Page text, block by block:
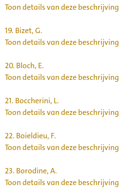
Toon details van deze beschrijving
19. Bizet, G.
Toon details van deze beschrijving
20. Bloch, E.
Toon details van deze beschrijving
21. Boccherini, L.
Toon details van deze beschrijving
22. Boieldieu, F.
Toon details van deze beschrijving
23. Borodine, A.
Toon details van deze beschrijving